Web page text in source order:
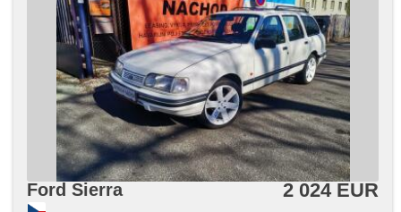
Ford Sierra 2 024 EUR